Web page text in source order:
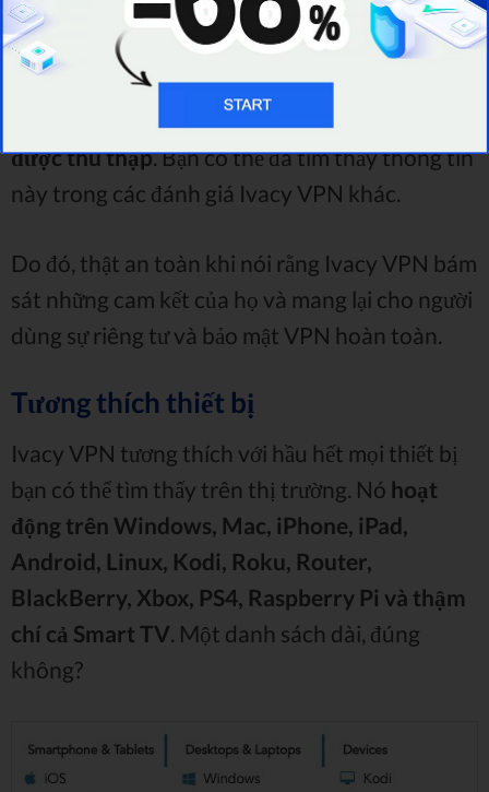
thanh toán sẽ được theo dõi. Phần còn lại của
thông tin nhạy cảm sẽ được giữ kín.
Không có IP,
không có lịch sử tìm kiếm, lưu lượng truy cập
hoặc thông tin khác được viết dưới đây sẽ
được thu thập. Bạn có thể đã tìm thấy thông tin
này trong các đánh giá Ivacy VPN khác.
Do đó, thật an toàn khi nói rằng Ivacy VPN bám
sát những cam kết của họ và mang lại cho người
dùng sự riêng tư và bảo mật VPN hoàn toàn.
Tương thích thiết bị
Ivacy VPN tương thích với hầu hết mọi thiết bị
bạn có thể tìm thấy trên thị trường. Nó hoạt
động trên Windows, Mac, iPhone, iPad,
Android, Linux, Kodi, Roku, Router,
BlackBerry, Xbox, PS4, Raspberry Pi và thậm
chí cả Smart TV. Một danh sách dài, đúng
không?